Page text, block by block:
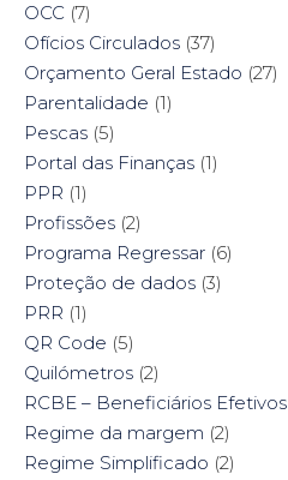
OCC (7)
Ofícios Circulados (37)
Orçamento Geral Estado (27)
Parentalidade (1)
Pescas (5)
Portal das Finanças (1)
PPR (1)
Profissões (2)
Programa Regressar (6)
Proteção de dados (3)
PRR (1)
QR Code (5)
Quilómetros (2)
RCBE – Beneficiários Efetivos
Regime da margem (2)
Regime Simplificado (2)